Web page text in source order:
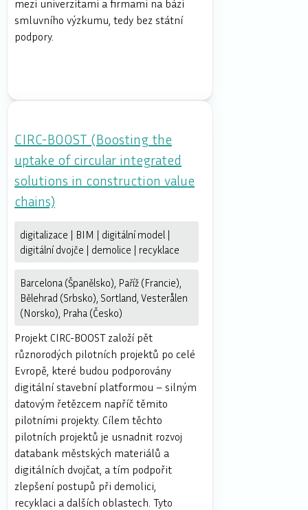
mezi univerzitami a firmami na bázi
smluvního výzkumu, tedy bez státní
podpory.
CIRC-BOOST (Boosting the
uptake of circular integrated
solutions in construction value
chains)
digitalizace | BIM | digitální model |
digitální dvojče | demolice | recyklace
Barcelona (Španělsko), Paříž (Francie),
Bělehrad (Srbsko), Sortland, Vesterålen
(Norsko), Praha (Česko)
Projekt CIRC-BOOST založí pět
různorodých pilotních projektů po celé
Evropě, které budou podporovány
digitální stavební platformou – silným
datovým řetězcem napříč těmito
pilotními projekty. Cílem těchto
pilotních projektů je usnadnit rozvoj
databank městských materiálů a
digitálních dvojčat, a tím podpořit
zlepšení postupů při demolici,
recyklaci a dalších oblastech. Tyto